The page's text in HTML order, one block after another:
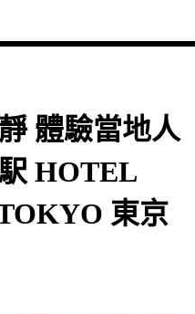
體驗當地人
HOTEL
東京